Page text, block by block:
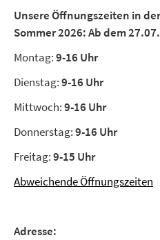
Unsere Öffnungszeiten in
Sommer 2026:Ab dem
Montag:9-16 Uhr
Dienstag:9-16 Uhr
Mittwoch:9-16 Uhr
Donnerstag:9-16 Uhr
Freitag:9-15 Uhr
Abweichende Öffnungszeiten
Adresse: